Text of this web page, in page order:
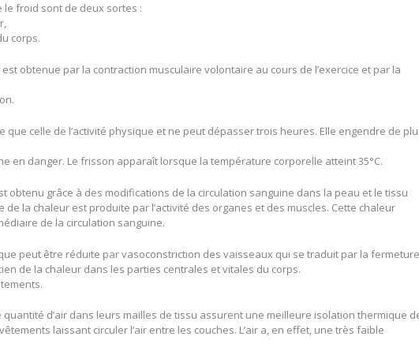
le froid sont de deux sortes :
corps.
obtenue par la contraction musculaire volontaire au cours de l’exercice et par la
que celle de l’activité physique et ne peut dépasser trois heures. Elle engendre de
en danger. Le frisson apparaît lorsque la température corporelle atteint 35°C.
obtenu grâce à des modifications de la circulation sanguine dans la peau et le tissu
la chaleur est produite par l’activité des organes et des muscles. Cette chaleur
de la circulation sanguine.
peut être réduite par vasoconstriction des vaisseaux qui se traduit par la
de la chaleur dans les parties centrales et vitales du corps.
d’air dans leurs mailles de tissu assurent une meilleure isolation thermique
laissant circuler l’air entre les couches. L’air a, en effet, une très faible